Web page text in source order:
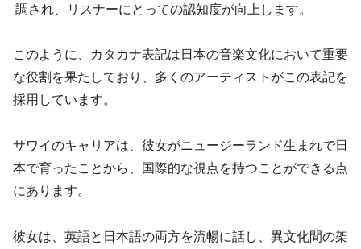
調され、リスナーにとっての認知度が向上します。
このように、カタカナ表記は日本の音楽文化において重要
な役割を果たしており、多くのアーティストがこの表記を
採用しています。
サワイのキャリアは、彼女がニュージーランド生まれで日
本で育ったことから、国際的な視点を持つことができる点
にあります。
彼女は、英語と日本語の両方を流暢に話し、異文化間の架